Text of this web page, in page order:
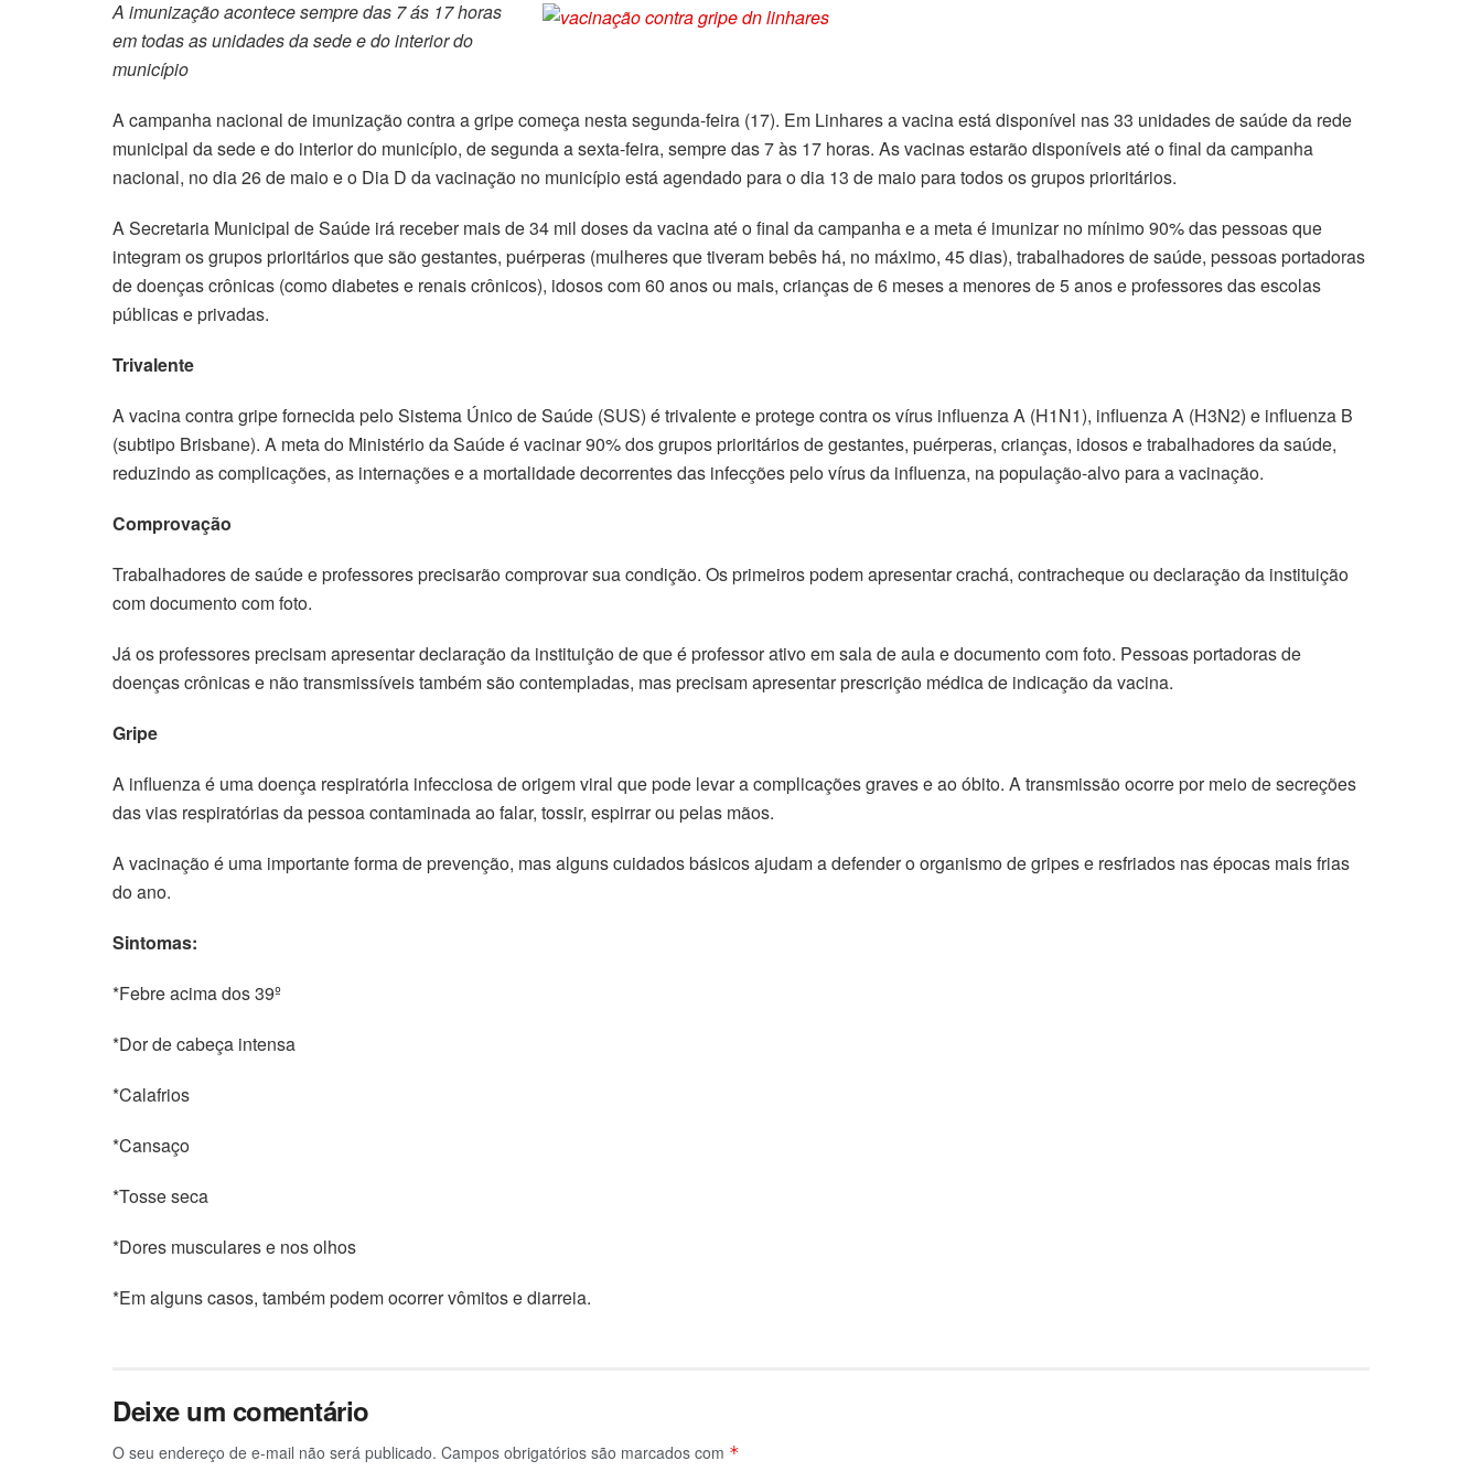
A imunização acontece sempre das 7 ás 17 horas
em todas as unidades da sede e do interior do
município
A campanha nacional de imunização contra a gripe começa nesta segunda-feira (17). Em Linhares a vacina está disponível nas 33 unidades de saúde da rede
municipal da sede e do interior do município, de segunda a sexta-feira, sempre das 7 às 17 horas. As vacinas estarão disponíveis até o final da campanha
nacional, no dia 26 de maio e o Dia D da vacinação no município está agendado para o dia 13 de maio para todos os grupos prioritários.
A Secretaria Municipal de Saúde irá receber mais de 34 mil doses da vacina até o final da campanha e a meta é imunizar no mínimo 90% das pessoas que
integram os grupos prioritários que são gestantes, puérperas (mulheres que tiveram bebês há, no máximo, 45 dias), trabalhadores de saúde, pessoas portadoras
de doenças crônicas (como diabetes e renais crônicos), idosos com 60 anos ou mais, crianças de 6 meses a menores de 5 anos e professores das escolas
públicas e privadas.
Trivalente
A vacina contra gripe fornecida pelo Sistema Único de Saúde (SUS) é trivalente e protege contra os vírus influenza A (H1N1), influenza A (H3N2) e influenza B
(subtipo Brisbane). A meta do Ministério da Saúde é vacinar 90% dos grupos prioritários de gestantes, puérperas, crianças, idosos e trabalhadores da saúde,
reduzindo as complicações, as internações e a mortalidade decorrentes das infecções pelo vírus da influenza, na população-alvo para a vacinação.
Comprovação
Trabalhadores de saúde e professores precisarão comprovar sua condição. Os primeiros podem apresentar crachá, contracheque ou declaração da instituição
com documento com foto.
Já os professores precisam apresentar declaração da instituição de que é professor ativo em sala de aula e documento com foto. Pessoas portadoras de
doenças crônicas e não transmissíveis também são contempladas, mas precisam apresentar prescrição médica de indicação da vacina.
Gripe
A influenza é uma doença respiratória infecciosa de origem viral que pode levar a complicações graves e ao óbito. A transmissão ocorre por meio de secreções
das vias respiratórias da pessoa contaminada ao falar, tossir, espirrar ou pelas mãos.
A vacinação é uma importante forma de prevenção, mas alguns cuidados básicos ajudam a defender o organismo de gripes e resfriados nas épocas mais frias
do ano.
Sintomas:
*Febre acima dos 39º
*Dor de cabeça intensa
*Calafrios
*Cansaço
*Tosse seca
*Dores musculares e nos olhos
*Em alguns casos, também podem ocorrer vômitos e diarreia.
Deixe um comentário
O seu endereço de e-mail não será publicado. Campos obrigatórios são marcados com *